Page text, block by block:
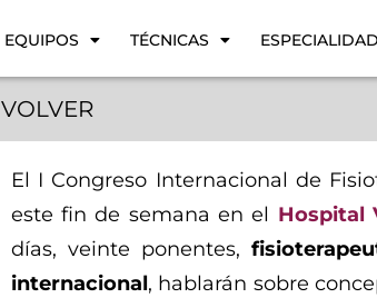
EQUIPOS TÉCNICAS
VOLVER
El I Congreso Internacional de
este fin de semana en el Hospital
días, veinte ponentes,
internacional, hablarán sobre